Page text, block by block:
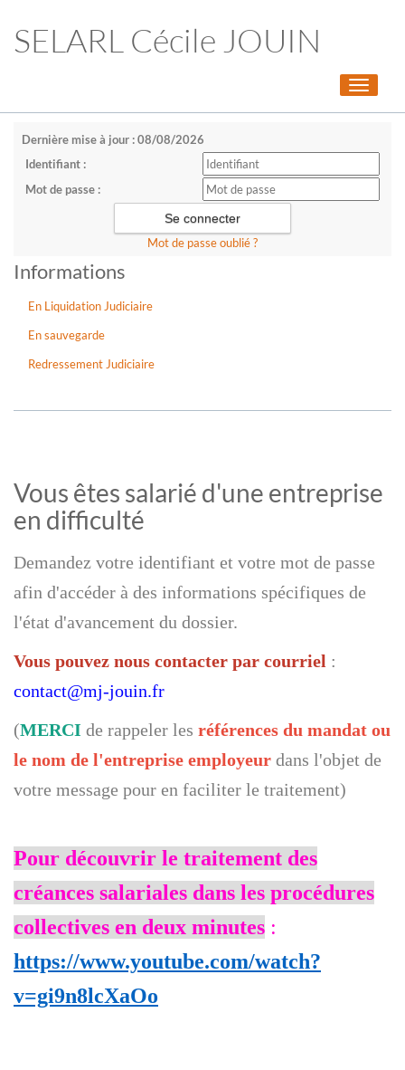
SELARL Cécile JOUIN
Toggle
Dernière mise à jour : 08/08/2026
Identifiant :
Mot de passe :
Mot de passe oublié ?
Informations
En Liquidation Judiciaire
En sauvegarde
Redressement Judiciaire
Vous êtes salarié d'une entreprise
en difficulté
Demandez votre identifiant et votre mot de passe
afin d'accéder à des informations spécifiques de
l'état d'avancement du dossier.
Vous pouvez nous contacter par courriel :
contact@mj-jouin.fr
(MERCI de rappeler les références du mandat ou
le nom de l'entreprise employeur dans l'objet de
votre message pour en faciliter le traitement)
Pour découvrir le traitement des
créances salariales dans les procédures
collectives en deux minutes :
https://www.youtube.com/watch?
v=gi9n8lcXaOo